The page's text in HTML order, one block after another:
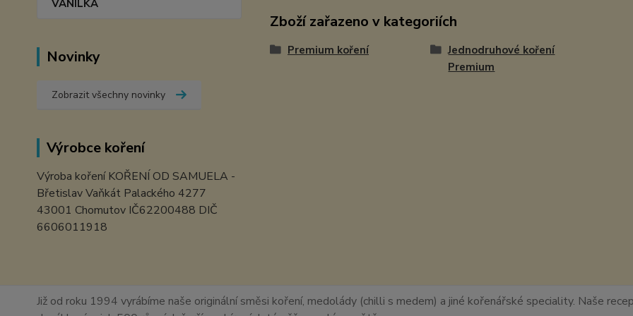
VANILKA
Novinky
Zobrazit všechny novinky
Výrobce koření
Výroba koření KOŘENÍ OD SAMUELA -
Břetislav Vaňkát Palackého 4277
43001 Chomutov IČ62200488 DIČ
6606011918
Zboží zařazeno v kategoriích
Premium koření
Jednodruhové koření
Premium
Již od roku 1994 vyrábíme naše originální směsi koření, medolády (chilli s medem) a jiné kořenářské speciality. Naše